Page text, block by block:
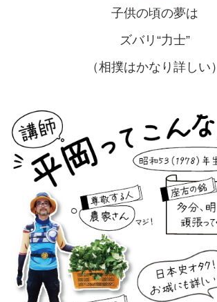
子供の頃の夢は
ズバリ“力士”
（相撲はかなり詳しい）